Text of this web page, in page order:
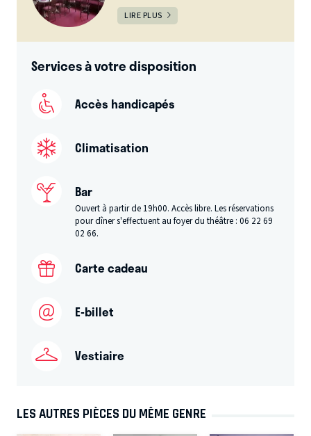
LIRE PLUS
Services à votre disposition
Accès handicapés
Climatisation
Bar
Ouvert à partir de 19h00. Accès libre. Les réservations
pour dîner s'effectuent au foyer du théâtre : 06 22 69
02 66.
Carte cadeau
E-billet
Vestiaire
LES AUTRES PIÈCES DU MÊME GENRE